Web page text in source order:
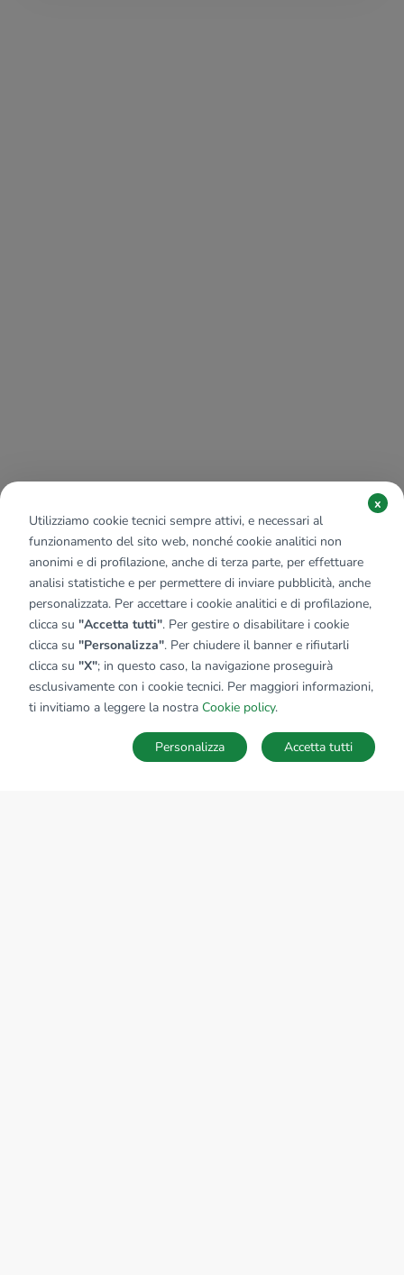
SALVA RICERCA
Utilizziamo cookie tecnici sempre attivi, e necessari al
funzionamento del sito web, nonché cookie analitici non
anonimi e di profilazione, anche di terza parte, per effettuare
analisi statistiche e per permettere di inviare pubblicità, anche
personalizzata. Per accettare i cookie analitici e di profilazione,
clicca su "Accetta tutti". Per gestire o disabilitare i cookie
clicca su "Personalizza". Per chiudere il banner e rifiutarli
clicca su "X"; in questo caso, la navigazione proseguirà
esclusivamente con i cookie tecnici. Per maggiori informazioni,
ti invitiamo a leggere la nostra Cookie policy.
x
Accetta tutti
Personalizza